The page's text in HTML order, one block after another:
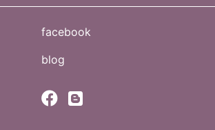
facebook
blog